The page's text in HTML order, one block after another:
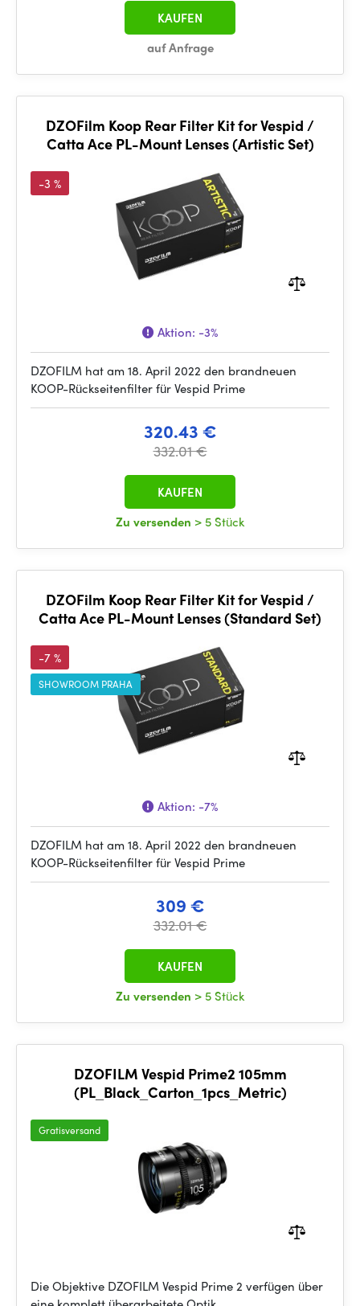
auf Anfrage
KAUFEN
DZOFilm Koop Rear Filter Kit for Vespid /
Catta Ace PL-Mount Lenses (Artistic Set)
-3 %
Aktion: -3%
DZOFILM hat am 18. April 2022 den brandneuen
KOOP-Rückseitenfilter für Vespid Prime
320.43 €
332.01 €
Zu versenden > 5 Stück
KAUFEN
DZOFilm Koop Rear Filter Kit for Vespid /
Catta Ace PL-Mount Lenses (Standard Set)
-7 %
SHOWROOM PRAHA
Aktion: -7%
DZOFILM hat am 18. April 2022 den brandneuen
KOOP-Rückseitenfilter für Vespid Prime
309 €
332.01 €
Zu versenden > 5 Stück
KAUFEN
DZOFILM Vespid Prime2 105mm
(PL_Black_Carton_1pcs_Metric)
Gratisversand
Die Objektive DZOFILM Vespid Prime 2 verfügen über